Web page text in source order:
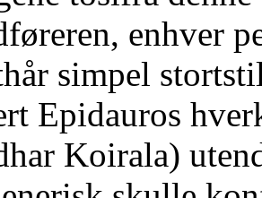
enhver
simpel
Epidauros
Koirala)